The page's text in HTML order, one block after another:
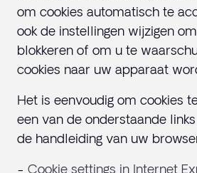
om cookies automatisch te
ook de instellingen wijzigen
blokkeren of om u te
cookies naar uw apparaat
Het is eenvoudig om cookies
een van de onderstaande
de handleiding van uw